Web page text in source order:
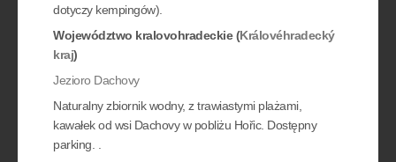
dotyczy kempingów).
Województwo kralovohradeckie (Královéhradecký
kraj)
Jezioro Dachovy
Naturalny zbiornik wodny, z trawiastymi plażami,
kawałek od wsi Dachovy w pobliżu Hořic. Dostępny
parking. .